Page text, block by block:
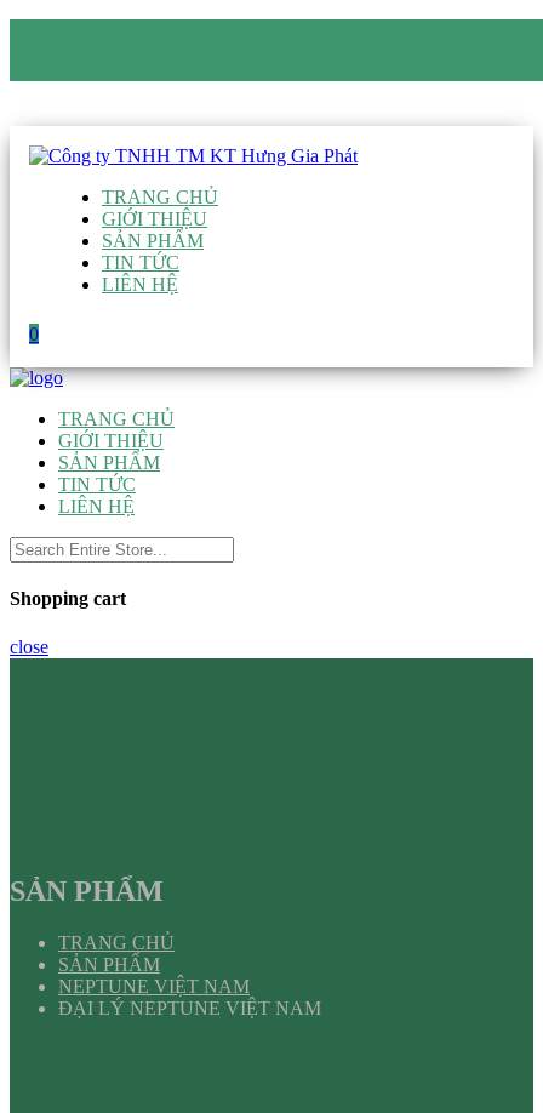
TRANG CHỦ
GIỚI THIỆU
SẢN PHẨM
TIN TỨC
LIÊN HỆ
0
TRANG CHỦ
GIỚI THIỆU
SẢN PHẨM
TIN TỨC
LIÊN HỆ
Shopping cart
close
SẢN PHẨM
TRANG CHỦ
SẢN PHẨM
NEPTUNE VIỆT NAM
ĐẠI LÝ NEPTUNE VIỆT NAM